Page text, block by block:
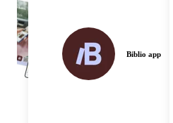
Biblio app